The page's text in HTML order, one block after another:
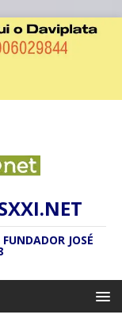
JOSÉ